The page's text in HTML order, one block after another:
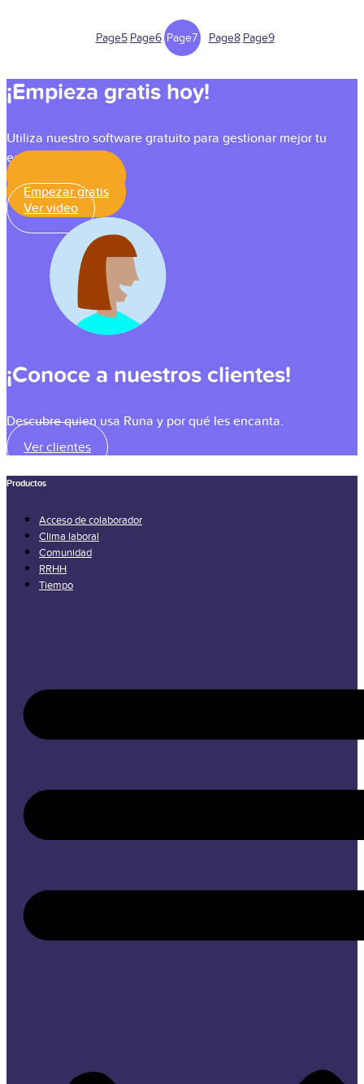
Page5 Page6 Page7 Page8 Page9
¡Empieza gratis hoy!
Utiliza nuestro software gratuito para gestionar mejor tu
equipo
Empezar gratis
Ver video
¡Conoce a nuestros clientes!
Descubre quien usa Runa y por qué les encanta.
Ver clientes
Productos
Acceso de colaborador
Clima laboral
Comunidad
RRHH
Tiempo